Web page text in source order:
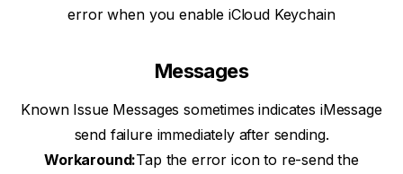
error when you enable iCloud Keychain
Messages
Known Issue Messages sometimes indicates iMessage
send failure immediately after sending.
Workaround:Tap the error icon to re-send the